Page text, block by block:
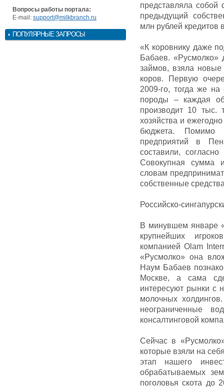
Вопросы работы портала:
E-mail: support@milkbranch.ru
ПОПУЛЯРНЫЕ ЗАПРОСЫ
представляла собой
предыдущий
млн рублей кредитов
«К коровнику даже
Бабаев. «Русмолко»
займов, взяла
коров. Первую
2009-го, тогда же
породы – каждая
производит 10 тыс.
хозяйства и
бюджета.
предприятий в
составили,
Совокупная сумма
словам
собственные
Российско-
В минувшем январе
крупнейших
компанией Olam
«Русмолко» она
Наум Бабаев
Москве, а сама
интересуют рынки с
молочных
неограниченные
консалтинговой
Сейчас в
которые взяли на
этап нашего
обрабатываемых
поголовья скота до